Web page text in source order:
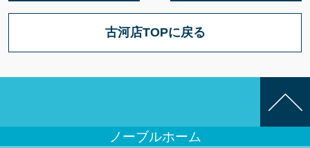
古河店TOPに戻る
ノーブルホーム